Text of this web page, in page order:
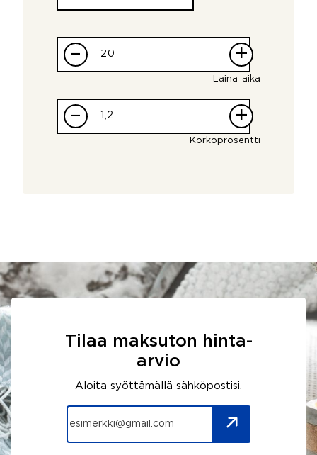
– +
Laina-aika
– +
Korkoprosentti
Tilaa maksuton hinta-
arvio
Aloita syöttämällä sähköpostisi.